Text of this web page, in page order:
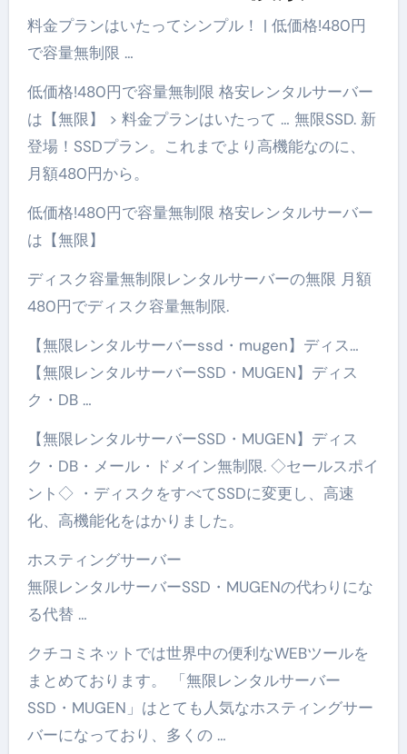
料金プランはいたってシンプル！ | 低価格!480円
で容量無制限 …
低価格!480円で容量無制限 格安レンタルサーバー
は【無限】 > 料金プランはいたって … 無限SSD. 新
登場！SSDプラン。これまでより高機能なのに、
月額480円から。
低価格!480円で容量無制限 格安レンタルサーバー
は【無限】
ディスク容量無制限レンタルサーバーの無限 月額
480円でディスク容量無制限.
【無限レンタルサーバーssd・mugen】ディス…
【無限レンタルサーバーSSD・MUGEN】ディス
ク・DB …
【無限レンタルサーバーSSD・MUGEN】ディス
ク・DB・メール・ドメイン無制限. ◇セールスポイ
ント◇ ・ディスクをすべてSSDに変更し、高速
化、高機能化をはかりました。
ホスティングサーバー
無限レンタルサーバーSSD・MUGENの代わりにな
る代替 …
クチコミネットでは世界中の便利なWEBツールを
まとめております。 「無限レンタルサーバー
SSD・MUGEN」はとても人気なホスティングサー
バーになっており、多くの …